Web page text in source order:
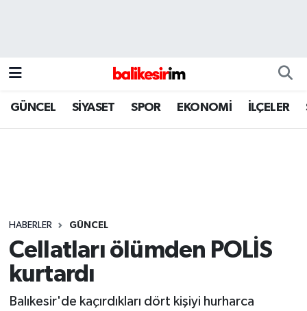
GÜNCEL SİYASET SPOR EKONOMİ İLÇELER
HABERLER GÜNCEL
Cellatları ölümden POLİS
kurtardı
Balıkesir'de kaçırdıkları dört kişiyi hurharca